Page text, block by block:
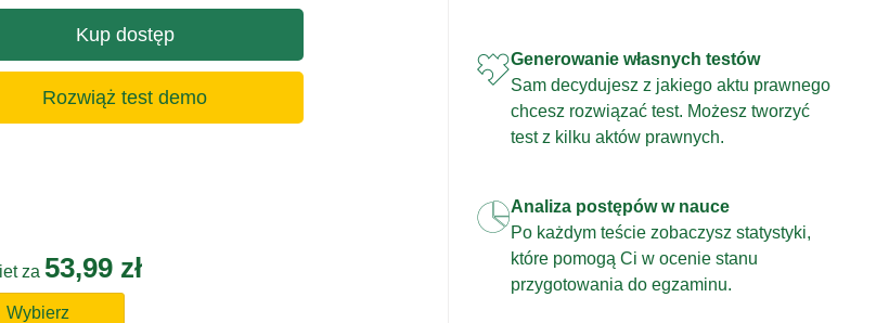
Kup dostęp
Rozwiąż test demo
za 53,99 zł
Wybierz
Generowanie własnych testów
Sam decydujesz z jakiego aktu prawnego
chcesz rozwiązać test. Możesz tworzyć
test z kilku aktów prawnych.
Analiza postępów w nauce
Po każdym teście zobaczysz statystyki,
które pomogą Ci w ocenie stanu
przygotowania do egzaminu.